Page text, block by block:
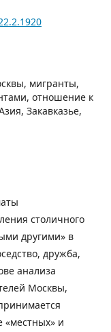
мигранты,
отношение к
Закавказье,
столичного
другими» в
дружба,
анализа
Москвы,
«местных» и